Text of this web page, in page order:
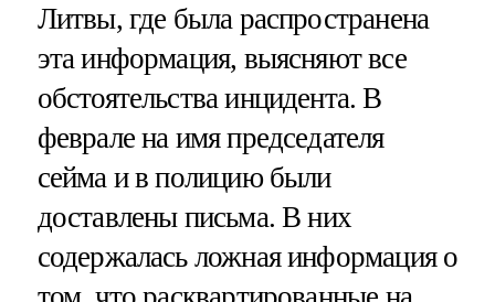
Литвы, где была распространена
эта информация, выясняют все
обстоятельства инцидента. В
феврале на имя председателя
сейма и в полицию были
доставлены письма. В них
содержалась ложная информация о